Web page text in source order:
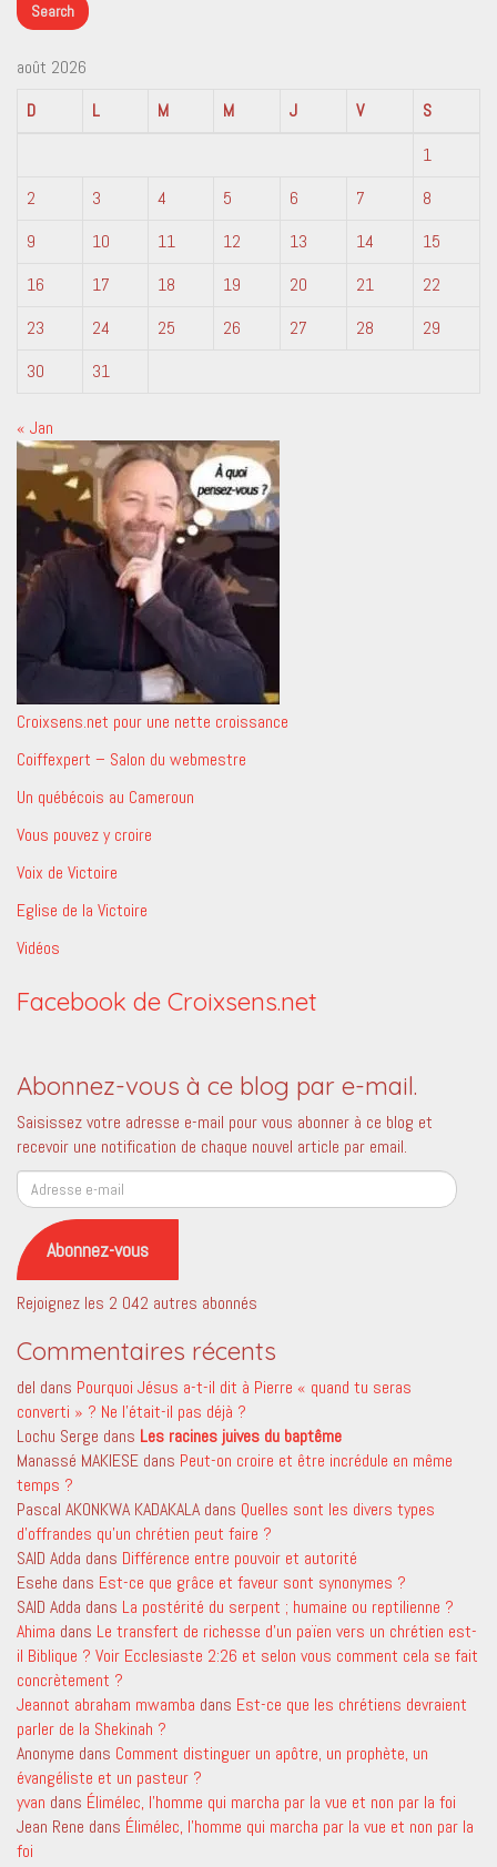
août 2026
D
L M M J V
S
1
2
3 4 5 6 7
8
9
10 11 12 13 14
15
16
17 18 19 20 21
22
23
24 25 26 27 28
29
30
31
« Jan
Croixsens.net pour une nette croissance
Coiffexpert – Salon du webmestre
Un québécois au Cameroun
Vous pouvez y croire
Voix de Victoire
Eglise de la Victoire
Vidéos
Facebook de Croixsens.net
Abonnez-vous à ce blog par e-mail.
Saisissez votre adresse e-mail pour vous abonner à ce blog et
recevoir une notification de chaque nouvel article par email.
Adresse
e-
mail
Abonnez-vous
Rejoignez les 2 042 autres abonnés
Commentaires récents
del dans Pourquoi Jésus a-t-il dit à Pierre « quand tu seras
converti » ? Ne l’était-il pas déjà ?
Lochu Serge dans Les racines juives du baptême
Manassé MAKIESE dans Peut-on croire et être incrédule en même
temps ?
Pascal AKONKWA KADAKALA dans Quelles sont les divers types
d’offrandes qu’un chrétien peut faire ?
SAID Adda dans Différence entre pouvoir et autorité
Esehe dans Est-ce que grâce et faveur sont synonymes ?
SAID Adda dans La postérité du serpent ; humaine ou reptilienne ?
Ahima dans Le transfert de richesse d’un païen vers un chrétien est-
il Biblique ? Voir Ecclesiaste 2:26 et selon vous comment cela se fait
concrètement ?
Jeannot abraham mwamba dans Est-ce que les chrétiens devraient
parler de la Shekinah ?
Anonyme dans Comment distinguer un apôtre, un prophète, un
évangéliste et un pasteur ?
yvan dans Élimélec, l’homme qui marcha par la vue et non par la foi
Jean Rene dans Élimélec, l’homme qui marcha par la vue et non par la
foi